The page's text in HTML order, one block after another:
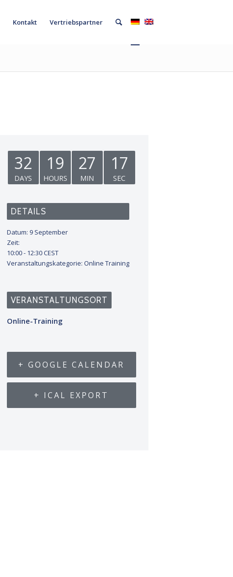
Kontakt Vertriebspartner
32
DAYS
19
HOURS
27
MIN
17
SEC
DETAILS
Datum: 9 September
Zeit:
10:00 - 12:30CEST
Veranstaltungskategorie: Online Training
VERANSTALTUNGSORT
Online-Training
+ GOOGLE CALENDAR
+ ICAL EXPORT